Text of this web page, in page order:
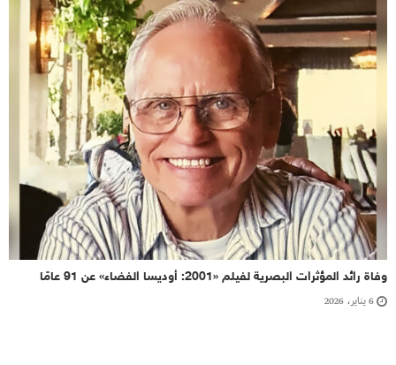
وفاة رائد المؤثرات البصرية لفيلم «2001: أوديسا الفضاء» عن 91 عامًا
6 يناير، 2026